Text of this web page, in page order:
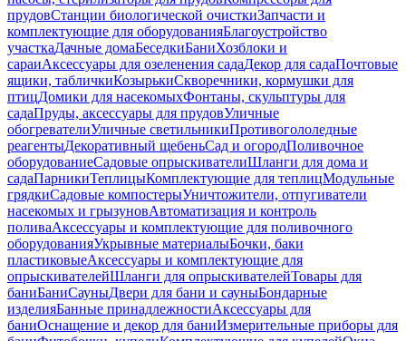
прудовСтанции биологической очисткиЗапчасти и
комплектующие для оборудованияБлагоустройство
участкаДачные домаБеседкиБаниХозблоки и
сараиАксессуары для озеленения садаДекор для садаПочтовые
ящики, табличкиКозырькиСкворечники, кормушки для
птицДомики для насекомыхФонтаны, скульптуры для
садаПруды, аксессуары для прудовУличные
обогревателиУличные светильникиПротивогололедные
реагентыДекоративный щебеньСад и огородПоливочное
оборудованиеСадовые опрыскивателиШланги для дома и
садаПарникиТеплицыКомплектующие для теплицМодульные
грядкиСадовые компостерыУничтожители, отпугиватели
насекомых и грызуновАвтоматизация и контроль
поливаАксессуары и комплектующие для поливочного
оборудованияУкрывные материалыБочки, баки
пластиковыеАксессуары и комплектующие для
опрыскивателейШланги для опрыскивателейТовары для
баниБаниСауныДвери для бани и сауныБондарные
изделияБанные принадлежностиАксессуары для
баниОснащение и декор для баниИзмерительные приборы для